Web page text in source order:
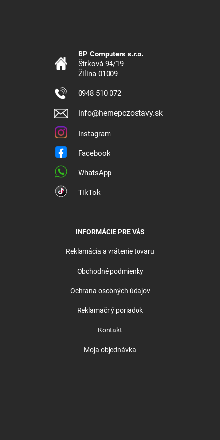
BP Computers s.r.o.
Štrková 94/19
Žilina 01009
0948 510 072
info@hernepczostavy.sk
Instagram
Facebook
WhatsApp
TikTok
INFORMÁCIE PRE VÁS
Reklamácia a vrátenie tovaru
Obchodné podmienky
Ochrana osobných údajov
Reklamačný poriadok
Kontakt
Moja objednávka